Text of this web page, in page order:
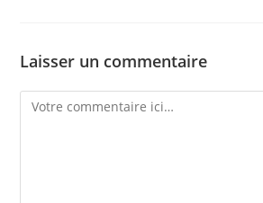
Laisser un commentaire
Comment